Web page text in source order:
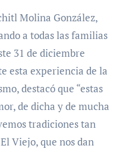
Molina González,
a todas las familias
31 de diciembre
esta experiencia de la
destacó que “estas
de dicha y de mucha
tradiciones tan
Viejo, que nos dan